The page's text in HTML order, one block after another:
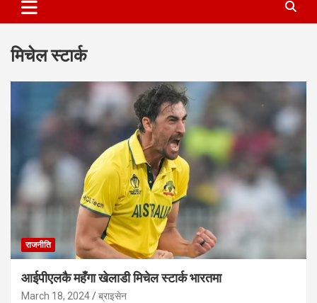
मिचेल स्टार्क
राजनीति
आईपीएलकै महँगा खेलाडी मिचेल स्टार्क भारतमा
March 18, 2024 ब्राइसेन